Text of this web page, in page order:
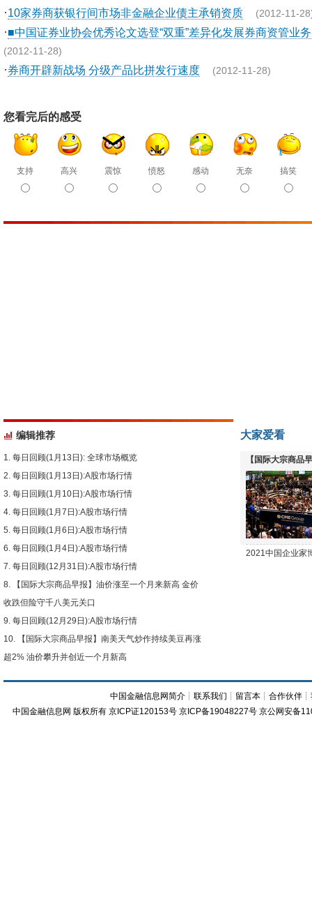
·10家券商获银行间市场非金融企业债主承销资质 (2012-11-
·■中国证券业协会优秀论文选登“双重”差异化发展券商资管业务
(2012-11-28)
·券商开辟新战场 分级产品比拼发行速度 (2012-11-28)
您看完后的感受
支持 高兴 震惊 愤怒 感动 无奈 搞笑
编辑推荐
每日回顾(1月13日): 全球市场概览
每日回顾(1月13日):A股市场行情
每日回顾(1月10日):A股市场行情
每日回顾(1月7日):A股市场行情
每日回顾(1月6日):A股市场行情
每日回顾(1月4日):A股市场行情
每日回顾(12月31日):A股市场行情
【国际大宗商品早报】油价涨至一个月来新高 金价
收跌但险守千八美元关口
每日回顾(12月29日):A股市场行情
【国际大宗商品早报】南美天气炒作持续美豆再涨
超2% 油价攀升并创近一个月新高
大家爱看
【国际大宗商品
下跌
2021中国企业家
中国金融信息网简介 ┊联系我们 ┊ 留言本 ┊合作伙伴 ┊
中国金融信息网 版权所有 京ICP证120153号 京ICP备19048227号 京公网安备